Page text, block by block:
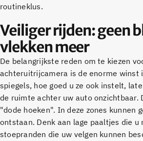
routineklus.
Veiliger rijden: geen
vlekken meer
De belangrijkste reden om te kiezen
achteruitrijcamera is de enorme winst
spiegels, hoe goed u ze ook instelt,
de ruimte achter uw auto onzichtbaar.
"dode hoeken". In deze zones kunnen
ontstaan. Denk aan lage paaltjes die u
stoepranden die uw velgen kunnen